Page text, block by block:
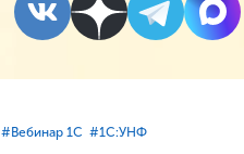
#⁣Вебинар 1С #⁣1С:УНФ